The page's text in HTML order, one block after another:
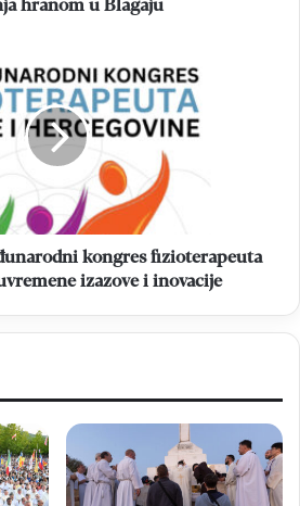
hranom u Blagaju
kongres fizioterapeuta
izazove i inovacije